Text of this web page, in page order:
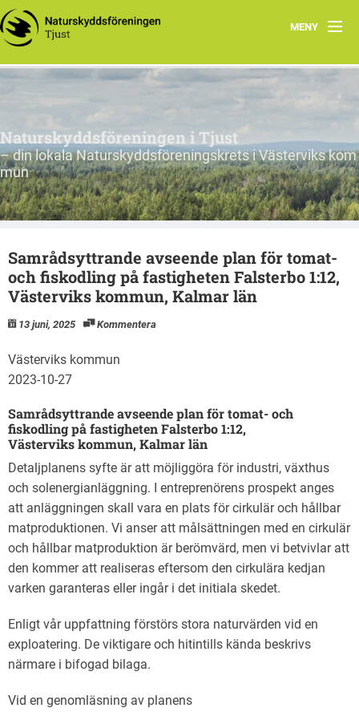
MENY
Hem
Yttranden & Opinion
Valet 2026
Kontakt
Länkar
Naturskyddsföreningen i Tjust
– din lokala Naturskyddsföreningskrets i Västerviks kom
mun
Samrådsyttrande avseende plan för tomat-
och fiskodling på fastigheten Falsterbo 1:12,
Västerviks kommun, Kalmar län
13 juni, 2025 Kommentera
Västerviks kommun
2023-10-27
Samrådsyttrande avseende plan för tomat- och
fiskodling på fastigheten Falsterbo 1:12,
Västerviks kommun, Kalmar län
Detaljplanens syfte är att möjliggöra för industri, växthus
och solenergianläggning. I entreprenörens prospekt anges
att anläggningen skall vara en plats för cirkulär och hållbar
matproduktionen. Vi anser att målsättningen med en cirkulär
och hållbar matproduktion är berömvärd, men vi betvivlar att
den kommer att realiseras eftersom den cirkulära kedjan
varken garanteras eller ingår i det initiala skedet.
Enligt vår uppfattning förstörs stora naturvärden vid en
exploatering. De viktigare och hitintills kända beskrivs
närmare i bifogad bilaga.
Vid en genomläsning av planens